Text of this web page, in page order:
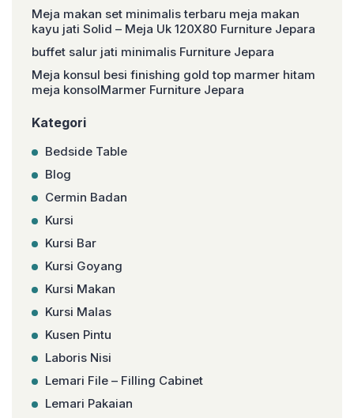
Meja makan set minimalis terbaru meja makan
kayu jati Solid – Meja Uk 120X80 Furniture Jepara
buffet salur jati minimalis Furniture Jepara
Meja konsul besi finishing gold top marmer hitam
meja konsolMarmer Furniture Jepara
Kategori
Bedside Table
Blog
Cermin Badan
Kursi
Kursi Bar
Kursi Goyang
Kursi Makan
Kursi Malas
Kusen Pintu
Laboris Nisi
Lemari File – Filling Cabinet
Lemari Pakaian